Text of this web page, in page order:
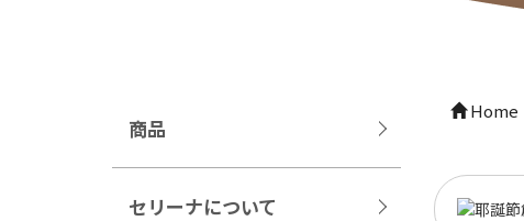
商品
セリーナについて
Home